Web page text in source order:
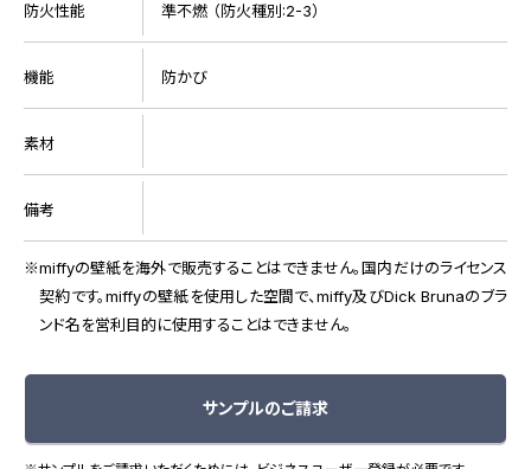
防火性能 準不燃 （防火種別:2-3）
機能 防かび
素材
備考
miffyの壁紙を海外で販売することはできません。国内だけのライセンス
契約です。miffyの壁紙を使用した空間で、miffy及びDick Brunaのブラ
ンド名を営利目的に使用することはできません。
サンプルのご請求